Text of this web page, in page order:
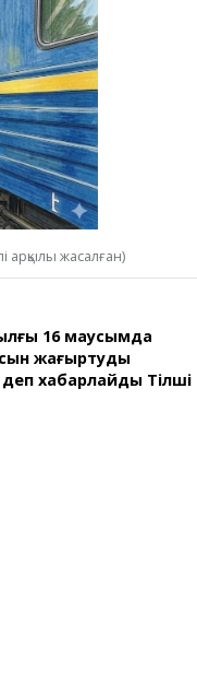
арқылы жасалған)
16 маусымда
жаңғыртудың
хабарлайды Тілші